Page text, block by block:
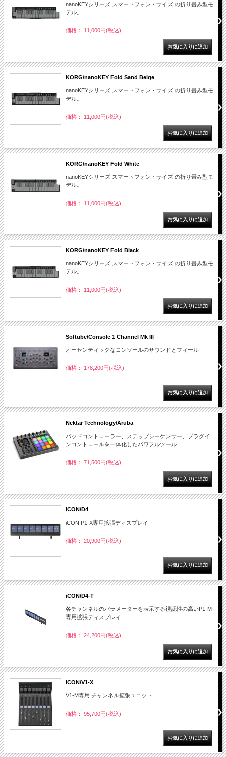
nanoKEYシリーズ スマートフォン・サイズ の折り畳み型モ
デル。
価格： 11,000円(税込)
KORG/nanoKEY Fold Sand Beige
nanoKEYシリーズ スマートフォン・サイズ の折り畳み型モ
デル。
価格： 11,000円(税込)
KORG/nanoKEY Fold White
nanoKEYシリーズ スマートフォン・サイズ の折り畳み型モ
デル。
価格： 11,000円(税込)
KORG/nanoKEY Fold Black
nanoKEYシリーズ スマートフォン・サイズ の折り畳み型モ
デル。
価格： 11,000円(税込)
Softube/Console 1 Channel Mk III
オーセンティックなコンソールのサウンドとフィール
価格： 178,200円(税込)
Nektar Technology/Aruba
パッドコントローラー、ステップシーケンサー、プラグイ
ンコントロールを一体化したパワフルツール
価格： 71,500円(税込)
iCON/D4
iCON P1-X専用拡張ディスプレイ
価格： 20,900円(税込)
iCON/D4-T
各チャンネルのパラメーターを表示する視認性の高いP1-M
専用拡張ディスプレイ
価格： 24,200円(税込)
iCON/V1-X
V1-M専用 チャンネル拡張ユニット
価格： 95,700円(税込)